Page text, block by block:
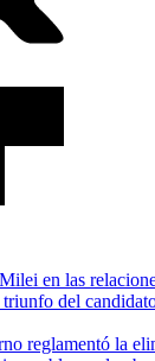
en las
del
reglamentó la